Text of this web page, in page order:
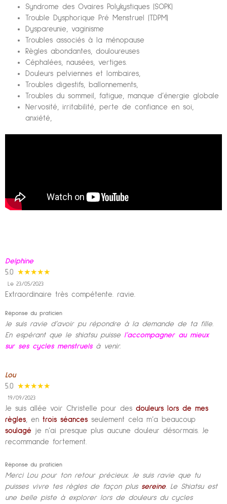
Syndrome des Ovaires Polykystiques (SOPK)
Trouble Dysphorique Pré Menstruel (TDPM)
Dyspareunie, vaginisme
Troubles associés à la ménopause
Règles abondantes, douloureuses
Céphalées, nausées, vertiges.
Douleurs pelviennes et lombaires,
Troubles digestifs, ballonnements,
Troubles du sommeil, fatigue, manque d’énergie globale
Nervosité, irritabilité, perte de confiance en soi,
anxiété,
Delphine
5.0 ★★★★★
Le 23/05/2023
Extraordinaire très compétente. ravie.
Réponse du praticien
Je suis ravie d’avoir pu répondre à la demande de ta fille.
En espérant que le shiatsu puisse l’accompagner au mieux
sur ses cycles menstruelsà venir.
Lou
5.0 ★★★★★
19/09/2023
Je suis allée voir Christelle pour des douleurs lors de mes
règles , en trois séances seulement cela m’a beaucoup
soulagé je n’ai presque plus aucune douleur désormais. Je
recommande fortement.
Réponse du praticien
Merci Lou pour ton retour précieux. Je suis ravie que tu
puisses vivre tes règles de façon plus sereine. Le Shiatsu est
une belle piste à explorer lors de douleurs du cycles